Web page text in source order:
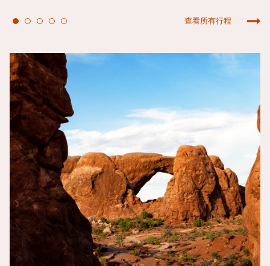
查看所有行程